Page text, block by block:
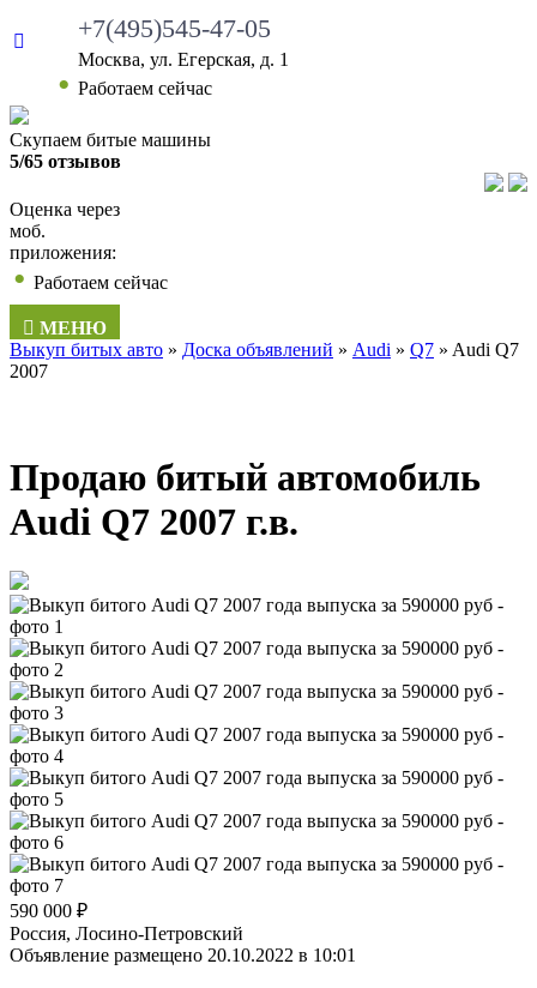
+7(495)545-47-05
Москва, ул. Егерская, д. 1
• Работаем сейчас
Скупаем битые машины
5/65 отзывов
Оценка через
моб.
приложения:
• Работаем сейчас
МЕНЮ
Выкуп битых авто » Доска объявлений » Audi » Q7 » Audi Q7
2007
Продаю битый автомобиль
Audi Q7 2007 г.в.
590 000 ₽
Россия, Лосино-Петровский
Объявление размещено 20.10.2022 в 10:01